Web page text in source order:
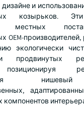
и
козырьков.
местных
OEM-
экологически
продвинутых
позиционируя